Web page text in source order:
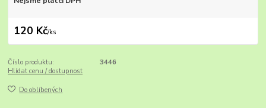
120 Kč/ks
Číslo produktu:
3446
Hlídat cenu / dostupnost
Do oblíbených